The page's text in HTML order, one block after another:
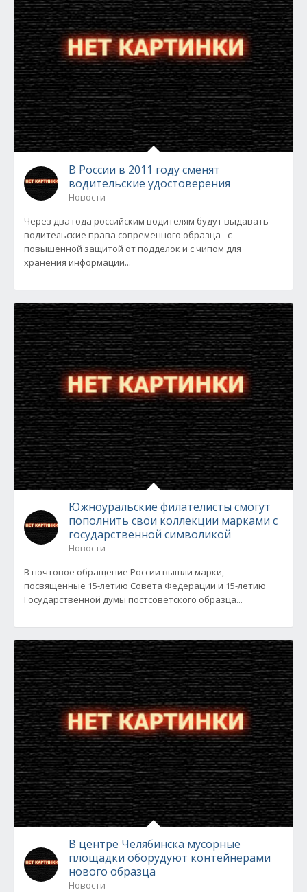
В России в 2011 году сменят
водительские удостоверения
Новости
Через два года российским водителям будут выдавать
водительские права современного образца - с
повышенной защитой от подделок и с чипом для
хранения информации...
Южноуральские филателисты смогут
пополнить свои коллекции марками с
государственной символикой
Новости
В почтовое обращение России вышли марки,
посвященные 15-летию Совета Федерации и 15-летию
Государственной думы постсоветского образца...
В центре Челябинска мусорные
площадки оборудуют контейнерами
нового образца
Новости